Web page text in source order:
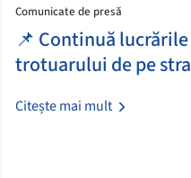
Comunicate de presă
📌 Continuă
trotuarului de pe
Citește mai mult